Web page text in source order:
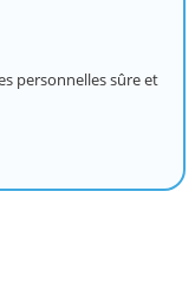
personnelles sûre et